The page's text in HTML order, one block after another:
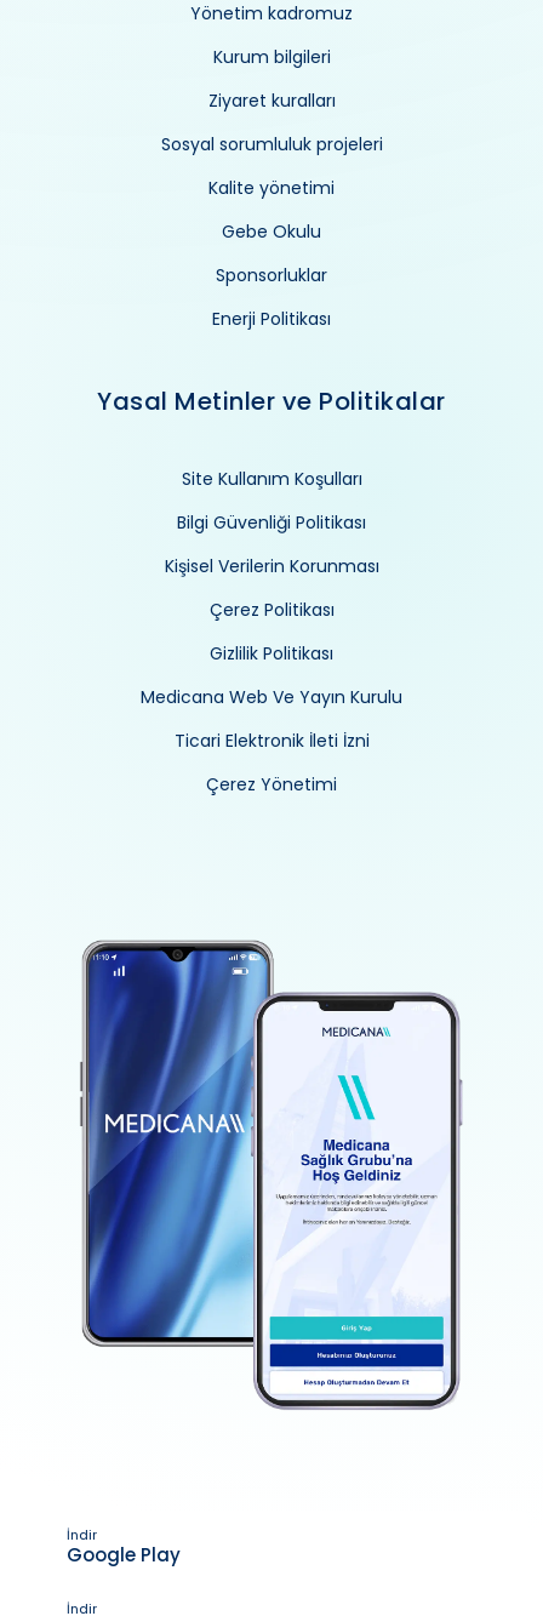
Yönetim kadromuz
Kurum bilgileri
Ziyaret kuralları
Sosyal sorumluluk projeleri
Kalite yönetimi
Gebe Okulu
Sponsorluklar
Enerji Politikası
Yasal Metinler ve Politikalar
Site Kullanım Koşulları
Bilgi Güvenliği Politikası
Kişisel Verilerin Korunması
Çerez Politikası
Gizlilik Politikası
Medicana Web Ve Yayın Kurulu
Ticari Elektronik İleti İzni
Çerez Yönetimi
İndir
Google Play
İndir